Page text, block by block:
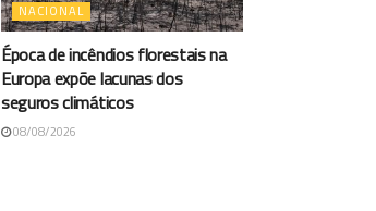
NACIONAL
Época de incêndios florestais na
Europa expõe lacunas dos
seguros climáticos
08/08/2026